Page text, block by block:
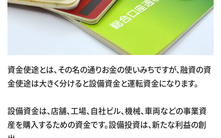
資金使途とは、その名の通りお金の使いみちですが、融資の資
金使途は大きく分けると設備資金と運転資金になります。
設備資金は、店舗、工場、自社ビル、機械、車両などの事業資
産を購入するための資金です。設備投資は、新たな利益の創